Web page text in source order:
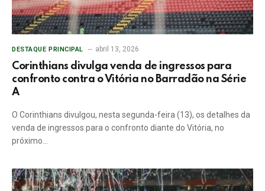
DESTAQUE PRINCIPAL abril 13, 2026
Corinthians divulga venda de ingressos para
confronto contra o Vitória no Barradão na Série
A
O Corinthians divulgou, nesta segunda-feira (13), os detalhes da
venda de ingressos para o confronto diante do Vitória, no
próximo…